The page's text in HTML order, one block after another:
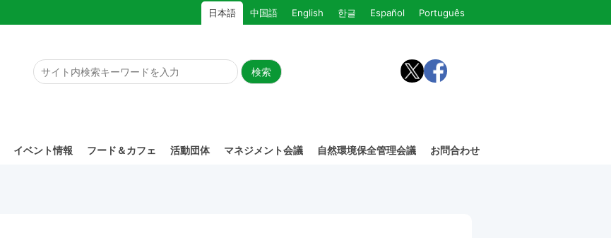
日本語 中国語 English 한글 Español Português
イベント情報 フード＆カフェ 活動団体 マネジメント会議 自然環境保全管理会議 お問合わせ